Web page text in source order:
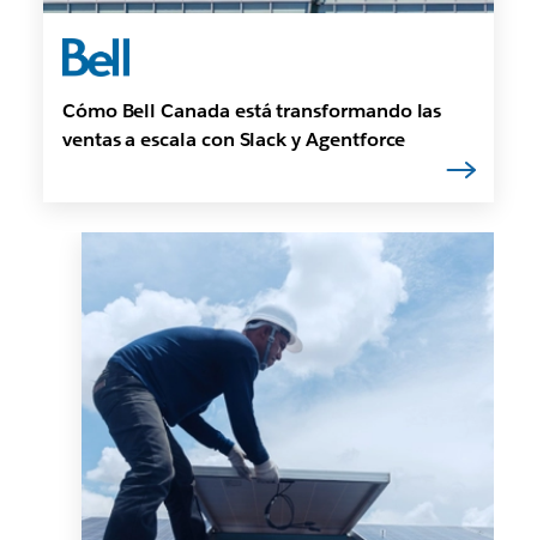
Cómo Bell Canada está transformando las
ventas a escala con Slack y Agentforce